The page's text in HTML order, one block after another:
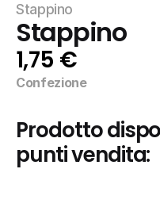
Stappino
Stappino
1,75 €
Confezione
Prodotto
punti vendita: